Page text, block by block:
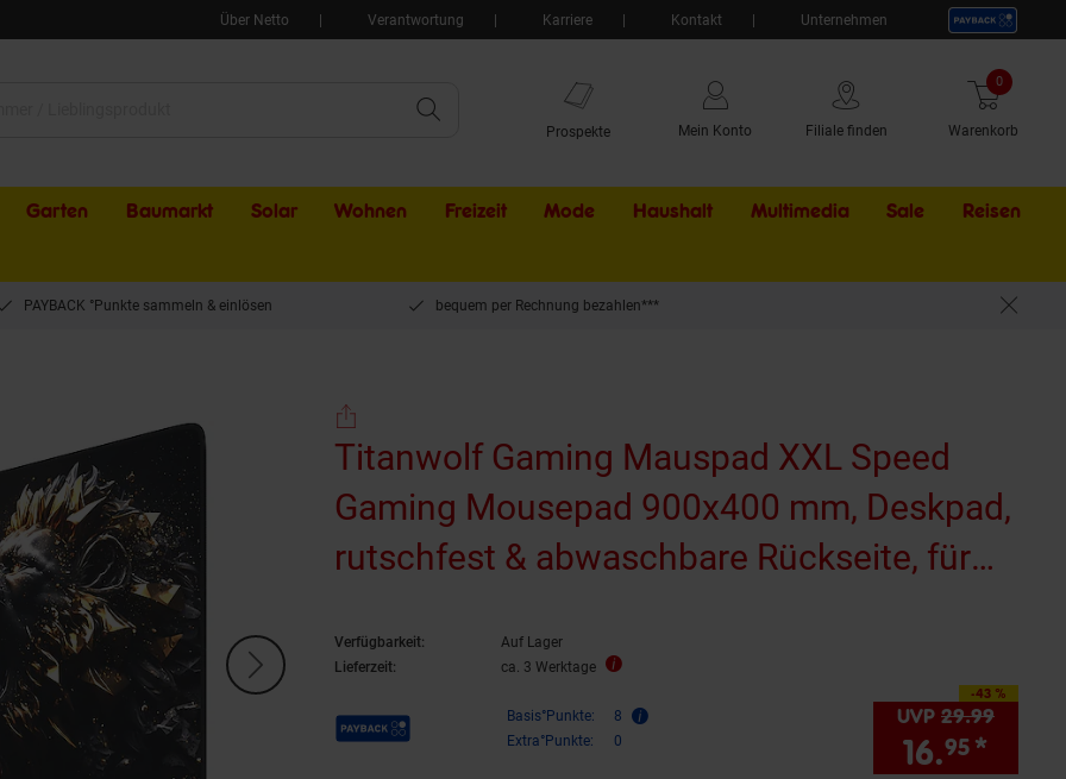
Über Netto Verantwortung Karriere Kontakt Unternehmen
Prospekte Mein Konto Filiale finden Warenkorb
0 Artikel
Garten Baumarkt Solar Wohnen Freizeit Mode Haushalt Multimedia Sale Externer
Reisen
PAYBACK °Punkte sammeln & einlösen bequem per Rechnung bezahlen***
Titanwolf Gaming Mauspad XXL Speed
Gaming Mousepad 900x400 mm, Deskpad,
rutschfest & abwaschbare Rückseite, für
Verfügbarkeit:
Auf Lager
Lieferzeit:
ca. 3 Werktage
Payback Punkte Basis°Punkte:
8
Extra°Punkte:
0
-43 %
Sie Sparen 43 Prozent,
UVP 29.99
16.95 *